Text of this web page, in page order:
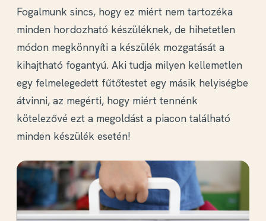
Fogalmunk sincs, hogy ez miért nem tartozéka
minden hordozható készüléknek, de hihetetlen
módon megkönnyíti a készülék mozgatását a
kihajtható fogantyú. Aki tudja milyen kellemetlen
egy felmelegedett fűtőtestet egy másik helyiségbe
átvinni, az megérti, hogy miért tennénk
kötelezővé ezt a megoldást a piacon található
minden készülék esetén!